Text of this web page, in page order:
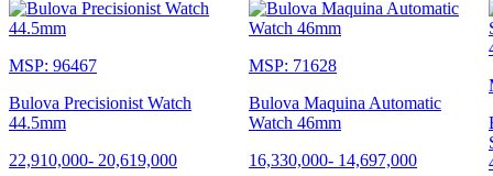
MSP: 96467
Bulova Precisionist Watch
44.5mm
22,910,000- 20,619,000
MSP: 71628
Bulova Maquina Automatic
Watch 46mm
16,330,000- 14,697,000